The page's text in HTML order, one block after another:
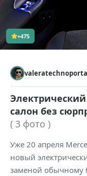
+475
Электрический
салон без
( 3 фото )
Уже 20 апреля
новый
заменой обычному